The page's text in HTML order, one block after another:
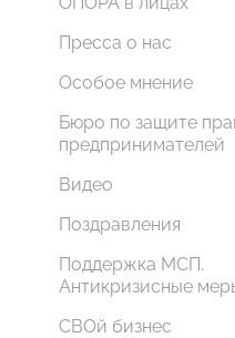
Пресса о нас
Особое мнение
Бюро по защите
предпринимателей
Видео
Поздравления
Поддержка МСП.
Антикризисные
СВОй бизнес